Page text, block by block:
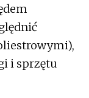
i sprzętu